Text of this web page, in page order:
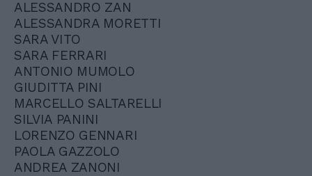
ALESSANDRO ZAN
ALESSANDRA MORETTI
SARA VITO
SARA FERRARI
ANTONIO MUMOLO
GIUDITTA PINI
MARCELLO SALTARELLI
SILVIA PANINI
LORENZO GENNARI
PAOLA GAZZOLO
ANDREA ZANONI